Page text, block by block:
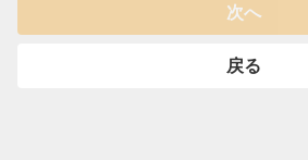
次へ
戻る